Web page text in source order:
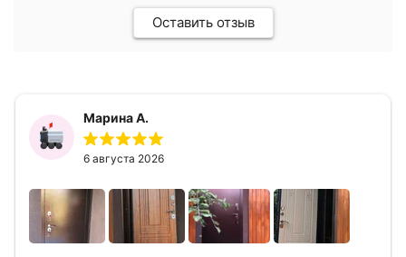
Оставить отзыв
Марина А.
6 августа 2026